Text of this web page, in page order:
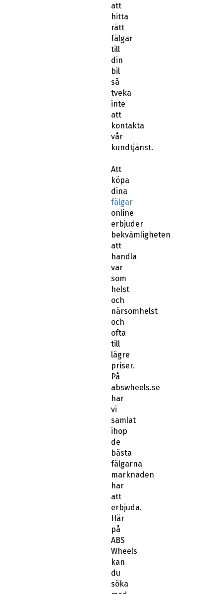
att
hitta
rätt
fälgar
till
din
bil
så
tveka
inte
att
kontakta
vår
kundtjänst.
Att
köpa
dina
fälgar
online
erbjuder
bekvämligheten
att
handla
var
som
helst
och
närsomhelst
och
ofta
till
lägre
priser.
På
abswheels.se
har
vi
samlat
ihop
de
bästa
fälgarna
marknaden
har
att
erbjuda.
Här
på
ABS
Wheels
kan
du
söka